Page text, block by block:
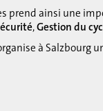
prend ainsi une
,Gestion du
à